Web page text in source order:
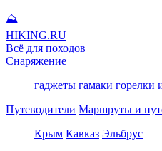
⛰
HIKING.RU
Всё для походов
Снаряжение
гаджеты гамаки горелки
Путеводители Маршруты и
Крым Кавказ Эльбрус